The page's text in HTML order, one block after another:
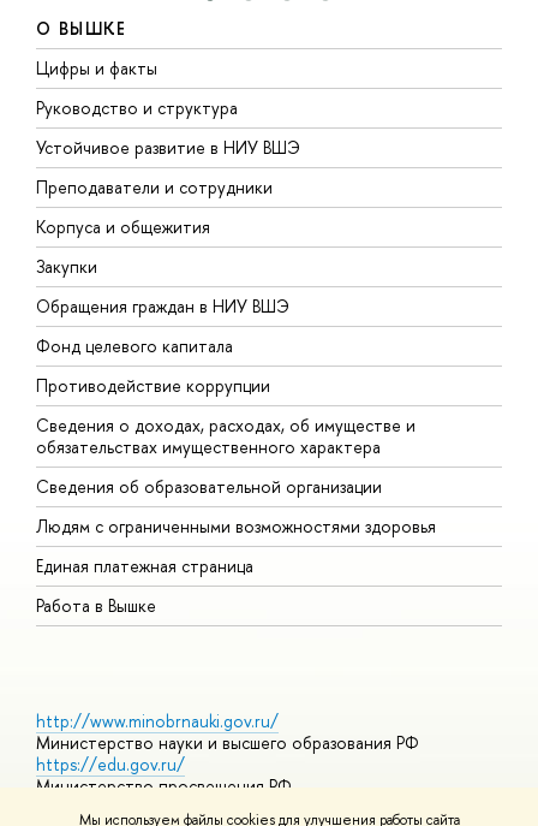
Мы используем файлы cookies для улучшения работы сайта
О ВЫШКЕ
Цифры и факты
Руководство и структура
Устойчивое развитие в НИУ ВШЭ
Преподаватели и сотрудники
Корпуса и общежития
Закупки
Обращения граждан в НИУ ВШЭ
Фонд целевого капитала
Противодействие коррупции
Сведения о доходах, расходах, об имуществе и
обязательствах имущественного характера
Сведения об образовательной организации
Людям с ограниченными возможностями здоровья
Единая платежная страница
Работа в Вышке
http://www.minobrnauki.gov.ru/
Министерство науки и высшего образования РФ
https://edu.gov.ru/
Министерство просвещения РФ